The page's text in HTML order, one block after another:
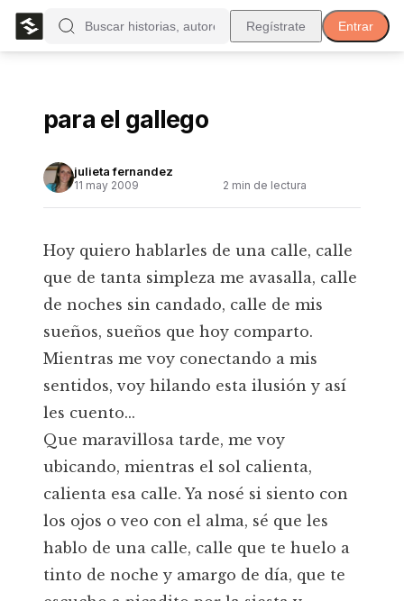
Regístrate Entrar
para el gallego
julieta fernandez
11 may 2009 2 min de lectura
Hoy quiero hablarles de una calle, calle
que de tanta simpleza me avasalla, calle
de noches sin candado, calle de mis
sueños, sueños que hoy comparto.
Mientras me voy conectando a mis
sentidos, voy hilando esta ilusión y así
les cuento...
Que maravillosa tarde, me voy
ubicando, mientras el sol calienta,
calienta esa calle. Ya nosé si siento con
los ojos o veo con el alma, sé que les
hablo de una calle, calle que te huelo a
tinto de noche y amargo de día, que te